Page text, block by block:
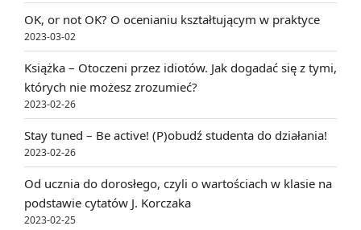
OK, or not OK? O ocenianiu kształtującym w praktyce
2023-03-02
Książka – Otoczeni przez idiotów. Jak dogadać się z tymi,
których nie możesz zrozumieć?
2023-02-26
Stay tuned – Be active! (P)obudź studenta do działania!
2023-02-26
Od ucznia do dorosłego, czyli o wartościach w klasie na
podstawie cytatów J. Korczaka
2023-02-25